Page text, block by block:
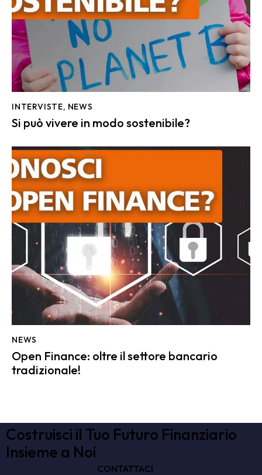
INTERVISTE, NEWS
Si può vivere in modo sostenibile?
NEWS
Open Finance: oltre il settore bancario
tradizionale!
Costruisci il Tuo Futuro Finanziario
Insieme a Noi
CONTATTACI